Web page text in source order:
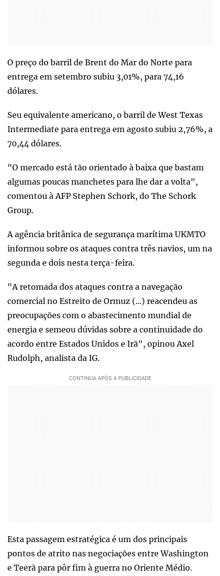
O preço do barril de Brent do Mar do Norte para
entrega em setembro subiu 3,01%, para 74,16
dólares.
Seu equivalente americano, o barril de West Texas
Intermediate para entrega em agosto subiu 2,76%, a
70,44 dólares.
"O mercado está tão orientado à baixa que bastam
algumas poucas manchetes para lhe dar a volta",
comentou à AFP Stephen Schork, do The Schork
Group.
A agência britânica de segurança marítima UKMTO
informou sobre os ataques contra três navios, um na
segunda e dois nesta terça-feira.
"A retomada dos ataques contra a navegação
comercial no Estreito de Ormuz (...) reacendeu as
preocupações com o abastecimento mundial de
energia e semeou dúvidas sobre a continuidade do
acordo entre Estados Unidos e Irã", opinou Axel
Rudolph, analista da IG.
Esta passagem estratégica é um dos principais
pontos de atrito nas negociações entre Washington
e Teerã para pôr fim à guerra no Oriente Médio.